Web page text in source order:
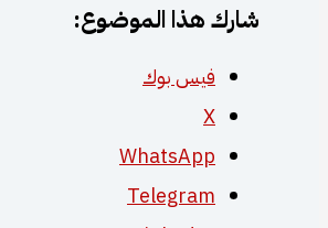
شارك هذا الموضوع:
فيس بوك
X
WhatsApp
Telegram